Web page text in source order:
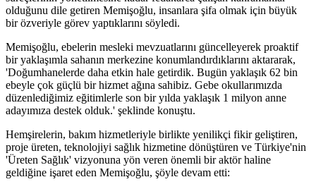
olduğunu dile getiren Memişoğlu, insanlara şifa olmak için büyük
bir özveriyle görev yaptıklarını söyledi.
Memişoğlu, ebelerin mesleki mevzuatlarını güncelleyerek proaktif
bir yaklaşımla sahanın merkezine konumlandırdıklarını aktararak,
'Doğumhanelerde daha etkin hale getirdik. Bugün yaklaşık 62 bin
ebeyle çok güçlü bir hizmet ağına sahibiz. Gebe okullarımızda
düzenlediğimiz eğitimlerle son bir yılda yaklaşık 1 milyon anne
adayımıza destek olduk.' şeklinde konuştu.
Hemşirelerin, bakım hizmetleriyle birlikte yenilikçi fikir geliştiren,
proje üreten, teknolojiyi sağlık hizmetine dönüştüren ve Türkiye'nin
'Üreten Sağlık' vizyonuna yön veren önemli bir aktör haline
geldiğine işaret eden Memişoğlu, şöyle devam etti: